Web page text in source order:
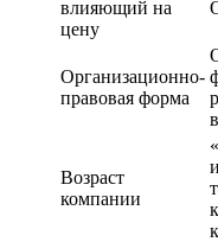
влияющий на
цену
Организационно-
правовая форма
Возраст
компании